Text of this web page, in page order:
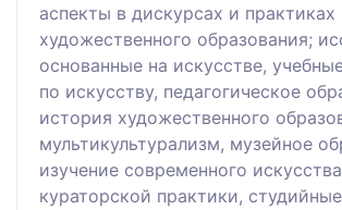
аспекты в дискурсах и практиках
художественного образования;
основанные на искусстве,
по искусству, педагогическое
история художественного
мультикультурализм, музейное
изучение современного
кураторской практики,